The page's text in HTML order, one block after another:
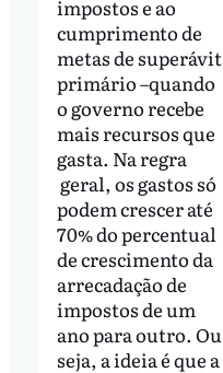
impostos e ao
cumprimento de
metas de superávit
primário –quando
o governo recebe
mais recursos que
gasta. Na regra
geral, os gastos só
podem crescer até
70% do percentual
de crescimento da
arrecadação de
impostos de um
ano para outro. Ou
seja, a ideia é que a